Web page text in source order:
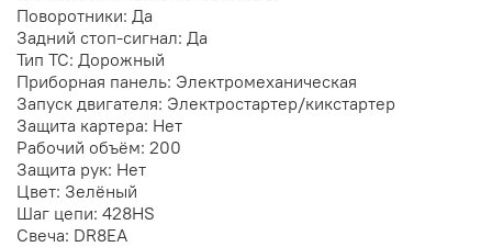
Поворотники: Да
Задний стоп-сигнал: Да
Тип ТС: Дорожный
Приборная панель: Электромеханическая
Запуск двигателя: Электростартер/кикстартер
Защита картера: Нет
Рабочий объём: 200
Защита рук: Нет
Цвет: Зелёный
Шаг цепи: 428HS
Свеча: DR8EA